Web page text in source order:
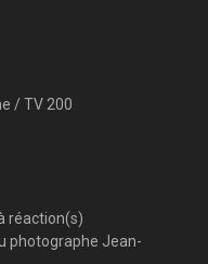
/ TV 200
réaction(s)
photographe Jean-